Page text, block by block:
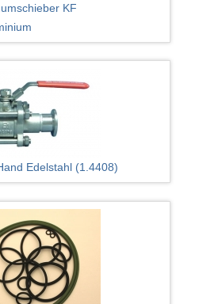
KF
Edelstahl (1.4408)